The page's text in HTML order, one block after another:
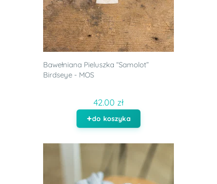
Bawełniana Pieluszka “Samolot”
Birdseye - MOS
42.00 zł
do koszyka